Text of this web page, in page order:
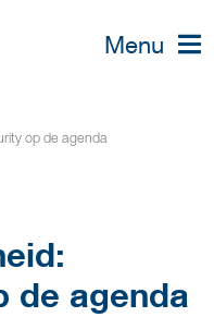
Menu
op de agenda
de agenda